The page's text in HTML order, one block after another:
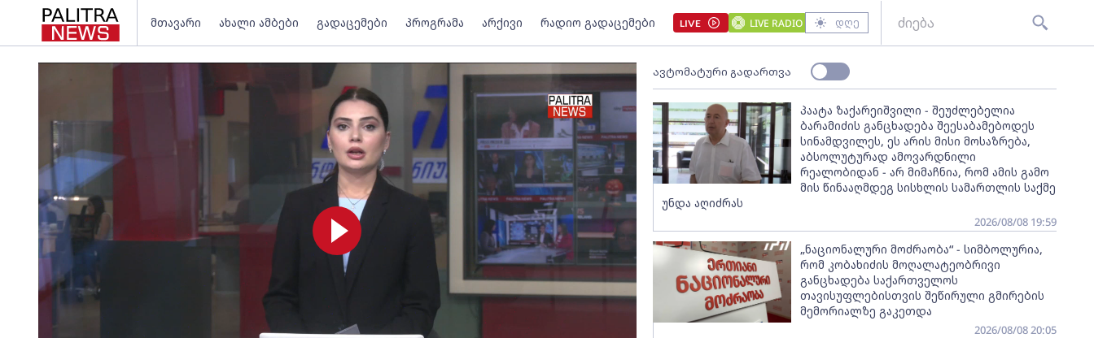
მთავარი ახალი ამბები გადაცემები პროგრამა არქივი რადიო გადაცემები LIVE LIVE RADIO დღე
ავტომატური გადართვა
პაატა ზაქარეიშვილი - შეუძლებელია
ბარამიძის განცხადება შეესაბამებოდეს
სინამდვილეს, ეს არის მისი მოსაზრება,
აბსოლუტურად ამოვარდნილი
რეალობიდან - არ მიმაჩნია, რომ ამის გამო
მის წინააღმდეგ სისხლის სამართლის საქმე
უნდა აღიძრას
2026/08/08 19:59
„ნაციონალური მოძრაობა“ - სიმბოლურია,
რომ კობახიძის მოღალატეობრივი
განცხადება საქართველოს
თავისუფლებისთვის შეწირული გმირების
მემორიალზე გაკეთდა
2026/08/08 20:05